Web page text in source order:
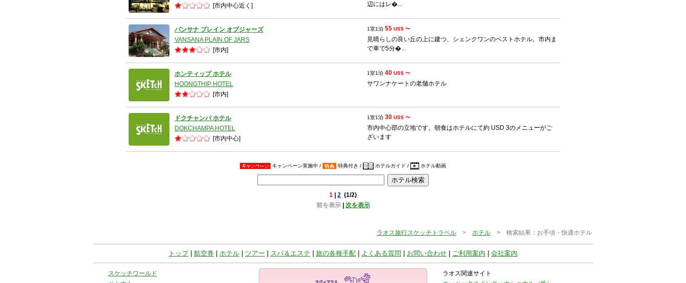
[市内中心近く]
辺にはレ�...
バンサナ プレイン オブジャーズ
VANSANA PLAIN OF JARS
[市内]
1室1泊 55 US$ 〜
見晴らしの良い丘の上に建つ、シェンクワンのベストホテル。市内ま
で車で5分�...
ホンティップ ホテル
HOONGTHIP HOTEL
[市内]
1室1泊 40 US$ 〜
サワンナケートの老舗ホテル
ドクチャンパ ホテル
DOKCHAMPA HOTEL
[市内中心]
1室1泊 30 US$ 〜
市内中心部の立地です。朝食はホテルにて約 USD 3のメニューがご
ざいます
キャンペーン実施中 / 特典付き / ホテルガイド / ホテル動画
1 2 (1/2)
前を表示| 次を表示
ラオス旅行スケッチトラベル > ホテル > 検索結果：お手頃・快適ホテル
トップ| 航空券 ホテル ツアー スパ＆エステ 旅の各種手配 よくある質問 お問い合わせ ご利用案内 会社案内
スケッチワールド
ラオス関連サイト